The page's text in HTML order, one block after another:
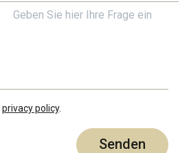
privacy policy.
Senden